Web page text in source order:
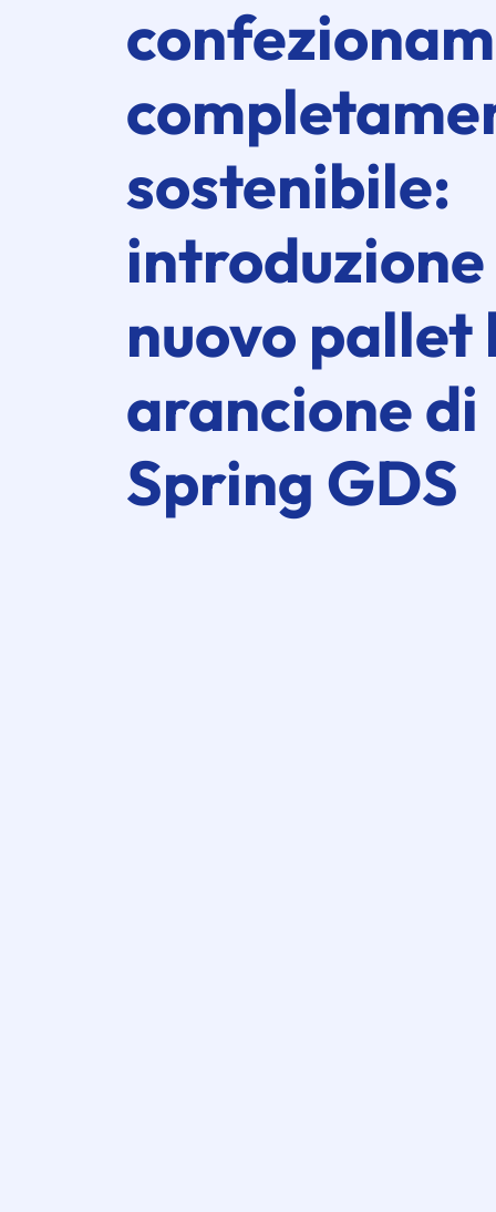
sostenibile:
nuovo pallet
arancione di
Spring GDS